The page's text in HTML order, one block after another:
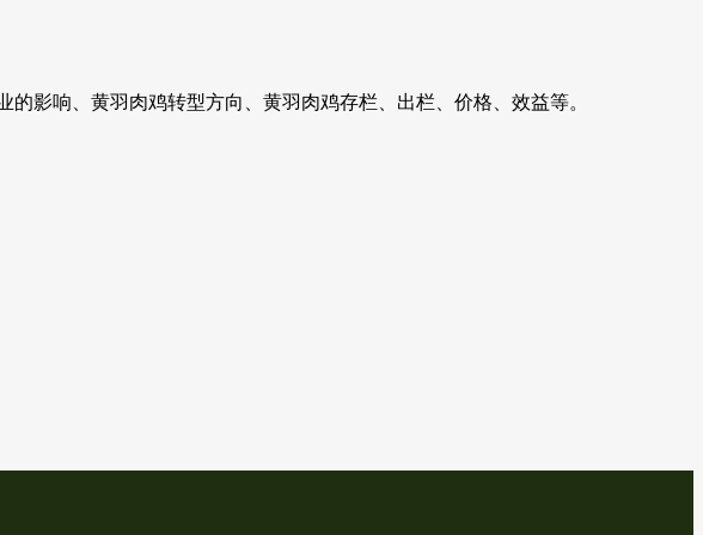
影响、黄羽肉鸡转型方向、黄羽肉鸡存栏、出栏、价格、效益等。